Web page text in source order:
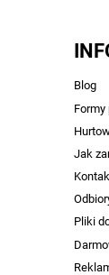
Blog
Formy
Jak
Pliki